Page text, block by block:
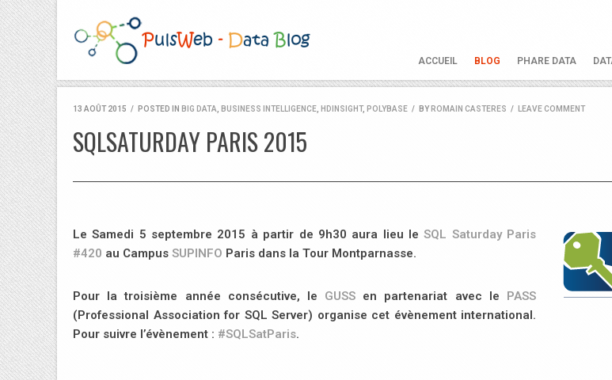
ACCUEIL BLOG PHARE DATA
13 AOÛT 2015 / POSTED IN BIG DATA BUSINESS INTELLIGENCE HDINSIGHT, POLYBASE / BY ROMAIN CASTERES / LEAVE COMMENT
SQLSATURDAY PARIS 2015
LeSamedi 5 septembre 2015 à partir de 9h30 aura lieu leSQL Saturday Paris
#420 au Campus SUPINFO Paris dans la Tour Montparnasse.
Pour la troisième année consécutive, le GUSS en partenariat avec le PASS
(Professional Association for SQL Server) organise cet évènement international.
Pour suivre l’évènement : #SQLSatParis.